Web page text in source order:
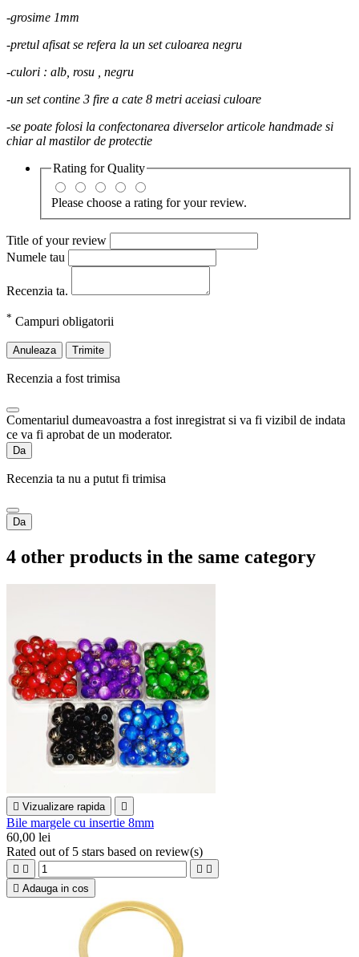
-grosime 1mm
-pretul afisat se refera la un set culoarea negru
-culori : alb, rosu , negru
-un set contine 3 fire a cate 8 metri aceiasi culoare
-se poate folosi la confectonarea diverselor articole handmade si
chiar al mastilor de protectie
Rating forQuality
Please choose a rating for your review.
Title of your review
Numele tau
Recenzia ta.
* Campuri obligatorii
Anuleaza Trimite
Recenzia a fost trimisa
Comentariul dumeavoastra a fost inregistrat si va fi vizibil de indata
ce va fi aprobat de un moderator.
Da
Recenzia ta nu a putut fi trimisa
Da
4 other products in the same category
 Vizualizare rapida 
Bile margele cu insertie 8mm
60,00 lei
Rated out of 5 stars based on review(s)
   
 Adauga in cos